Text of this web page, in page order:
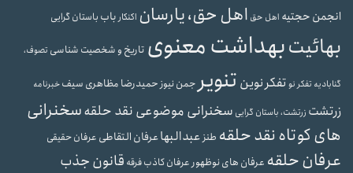
انجمن حجتیه اهل حق اهل حق، یارسان اکنکار باب باستان گرایی
بهائیتبهداشت معنوی تاریخ و شخصیت شناسی تصوف،
گنابادیه تفکر نوتفکر نوین تنویر جمن نیوز حمیدرضا مظاهری سیفخبرنامه
زرتشت زرتشت، باستان گرایی سخنرانی موضوعی نقد حلقهسخنرانی
های کوتاه نقد حلقه طنز عبدالبهاعرفان التقاطی عرفان حقیقی
عرفان حلقه عرفان های نوظهور عرفان کاذبفرقه قانون جذب